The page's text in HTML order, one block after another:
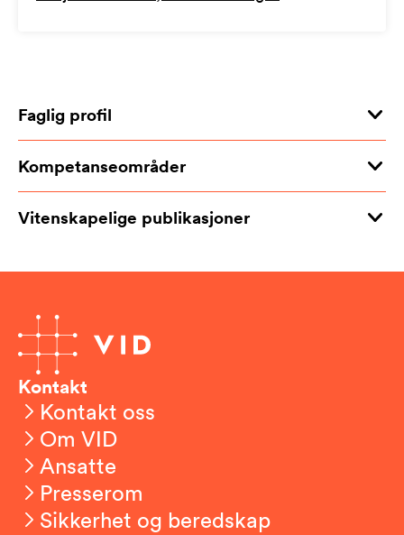
Faglig profil
Kompetanseområder
Vitenskapelige publikasjoner
Kontakt
Kontakt oss
Om VID
Ansatte
Presserom
Sikkerhet og beredskap